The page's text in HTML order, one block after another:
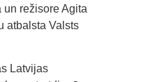
režisore Agita
atbalsta Valsts
Latvijas